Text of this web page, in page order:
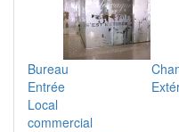
Bureau
Entrée
Local
commercial